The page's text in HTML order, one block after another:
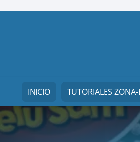
INICIO TUTORIALES